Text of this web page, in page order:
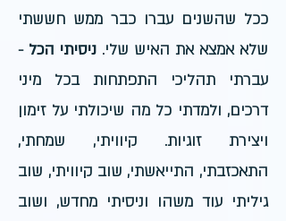
ככל שהשנים עברו כבר ממש חששתי
שלא אמצא את האיש שלי. ניסיתי הכל -
עברתי תהליכי התפתחות בכל מיני
דרכים, ולמדתי כל מה שיכולתי על זימון
ויצירת זוגיות. קיוויתי, שמחתי,
התאכזבתי, התייאשתי, שוב קיוויתי, שוב
גיליתי עוד משהו וניסיתי מחדש, ושוב